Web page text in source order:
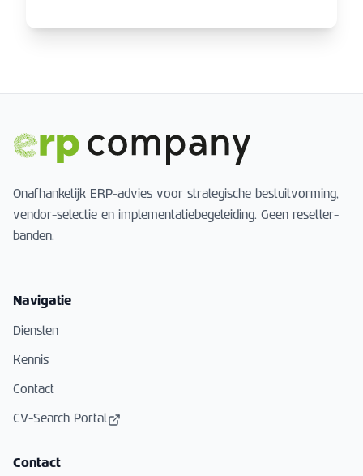
Onafhankelijk ERP-advies voor strategische besluitvorming,
vendor-selectie en implementatiebegeleiding. Geen reseller-
banden.
Navigatie
Diensten
Kennis
Contact
CV-Search Portal
Contact